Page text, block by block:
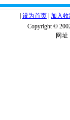
设为首页 加入
Copyright ©
网址